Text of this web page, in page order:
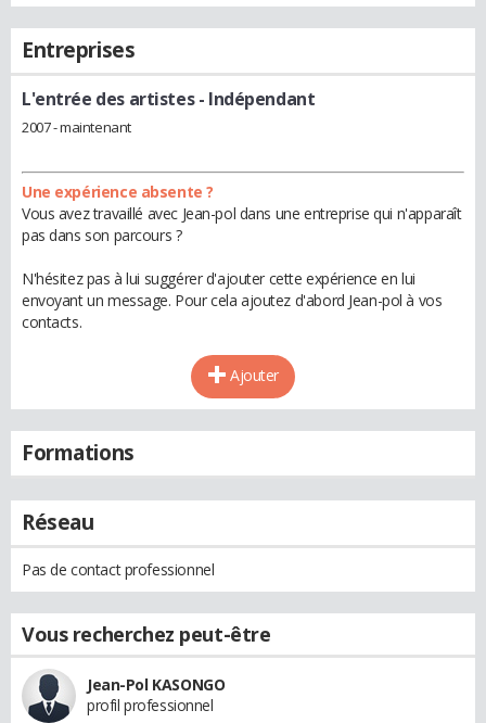
Entreprises
L'entrée des artistes- Indépendant
2007 - maintenant
Une expérience absente ?
Vous avez travaillé avec Jean-pol dans une entreprise qui n'apparaît
pas dans son parcours ?
N'hésitez pas à lui suggérer d'ajouter cette expérience en lui
envoyant un message. Pour cela ajoutez d'abord Jean-pol à vos
contacts.
Ajouter
Formations
Réseau
Pas de contact professionnel
Vous recherchez peut-être
Jean-Pol KASONGO
profil professionnel